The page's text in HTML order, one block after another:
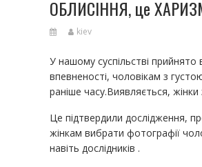
ОБЛИСІННЯ, це
kiev
У нашому суспільстві
впевненості, чоловікам з
раніше часу.Виявляється,
Це підтвердили дослідження,
жінкам вибрати фотографії
навіть дослідників .